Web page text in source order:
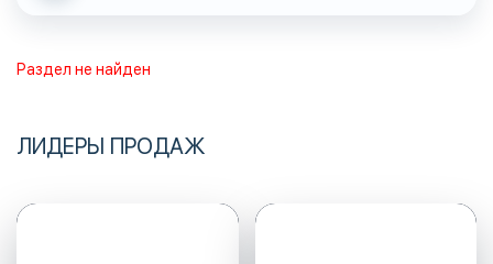
Раздел не найден
ЛИДЕРЫ ПРОДАЖ